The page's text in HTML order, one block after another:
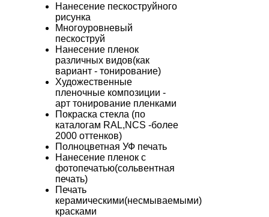
Нанесение пескоструйного
рисунка
Многоуровневый
пескоструй
Нанесение пленок
различных видов(как
вариант - тонирование)
Художественные
пленочные композиции -
арт тонирование пленками
Покраска стекла (по
каталогам RAL,NCS -более
2000 оттенков)
Полноцветная УФ печать
Нанесение пленок с
фотопечатью(сольвентная
печать)
Печать
керамическими(несмываемыми)
красками